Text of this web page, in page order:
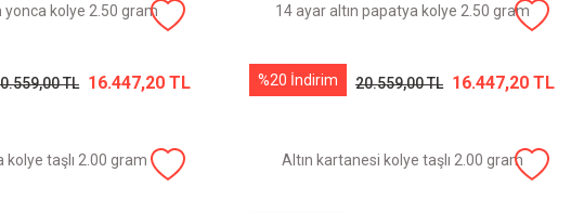
yonca kolye 2.50 gram
TL 16.447,20 TL
14 ayar altın papatya kolye 2.50 gram
%20 İndirim 20.559,00 TL 16.447,20 TL
kolye taşlı 2.00 gram Altın kartanesi kolye taşlı 2.00 gram